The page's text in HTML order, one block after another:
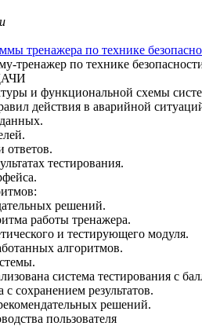
тренажера по технике
тренажер по технике
и функциональной схемы
действия в аварийной
ответов.
тестирования.
решений.
работы тренажера.
и тестирующего модуля.
алгоритмов.
система тестирования с
сохранением результатов.
решений.
пользователя